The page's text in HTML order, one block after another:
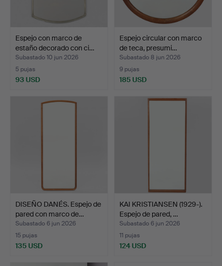
Espejo con marco de
estaño decorado con ci…
Subastado 10 jun 2026
5 pujas
93 USD
Espejo circular con marco
de teca, presumi…
Subastado 8 jun 2026
9 pujas
185 USD
DISEÑO DANÉS. Espejo de
pared con marco de…
Subastado 6 jun 2026
15 pujas
135 USD
KAI KRISTIANSEN (1929-).
Espejo de pared, …
Subastado 6 jun 2026
11 pujas
124 USD